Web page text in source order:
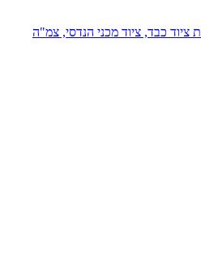
ציוד כבד, ציוד מכני הנדסי, צמ"ה